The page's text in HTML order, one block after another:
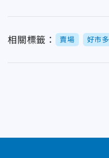
相關標籤： 賣場 好市多